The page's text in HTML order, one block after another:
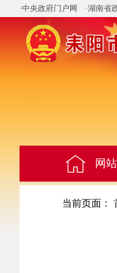
·中央政府门户网 ·湖南省
网
当前页面：